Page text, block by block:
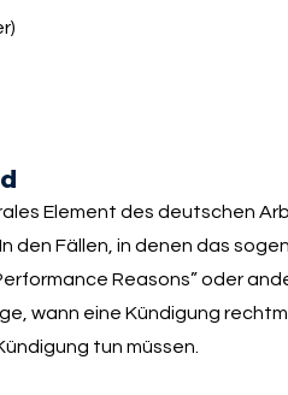
Element des deutschen
den Fällen, in denen das
Reasons” oder
wann eine Kündigung
tun müssen.